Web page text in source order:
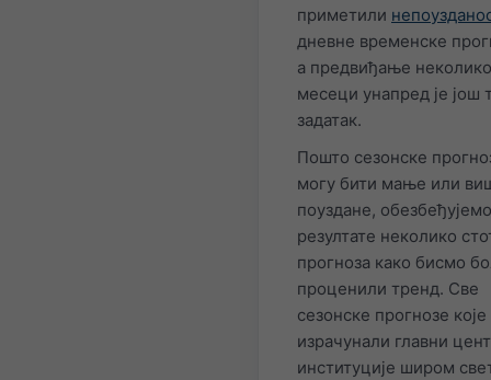
приметили
дневне временске
а предвиђање неколико
месеци унапред је још
задатак.
Пошто сезонске
могу бити мање или
поуздане, обезбеђујемо
резултате неколико
прогноза како бисмо
проценили тренд. Све
сезонске прогнозе које
израчунали главни
институције широм